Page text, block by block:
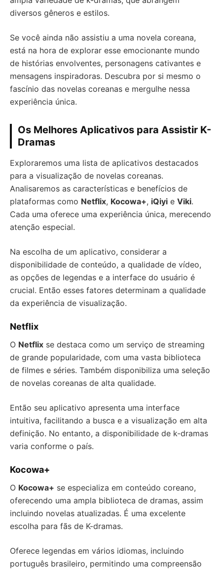
diversos gêneros e estilos.
Se você ainda não assistiu a uma novela coreana,
está na hora de explorar esse emocionante mundo
de histórias envolventes, personagens cativantes e
mensagens inspiradoras. Descubra por si mesmo o
fascínio das novelas coreanas e mergulhe nessa
experiência única.
Os Melhores Aplicativos para Assistir K-
Dramas
Exploraremos uma lista de aplicativos destacados
para a visualização de novelas coreanas.
Analisaremos as características e benefícios de
plataformas como Netflix, Kocowa+, iQiyi e Viki.
Cada uma oferece uma experiência única, merecendo
atenção especial.
Na escolha de um aplicativo, considerar a
disponibilidade de conteúdo, a qualidade de vídeo,
as opções de legendas e a interface do usuário é
crucial. Então esses fatores determinam a qualidade
da experiência de visualização.
Netflix
O Netflix se destaca como um serviço de streaming
de grande popularidade, com uma vasta biblioteca
de filmes e séries. Também disponibiliza uma seleção
de novelas coreanas de alta qualidade.
Então seu aplicativo apresenta uma interface
intuitiva, facilitando a busca e a visualização em alta
definição. No entanto, a disponibilidade de k-dramas
varia conforme o país.
Kocowa+
O Kocowa+ se especializa em conteúdo coreano,
oferecendo uma ampla biblioteca de dramas, assim
incluindo novelas atualizadas. É uma excelente
escolha para fãs de K-dramas.
Oferece legendas em vários idiomas, incluindo
português brasileiro, permitindo uma compreensão